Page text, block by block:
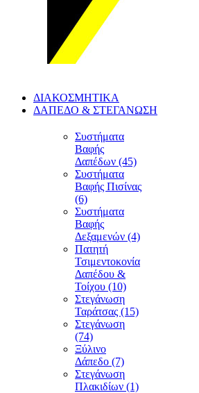
ΔΙΑΚΟΣΜΗΤΙΚΑ
ΔΑΠΕΔΟ & ΣΤΕΓΑΝΩΣΗ
Συστήματα
Βαφής
Δαπέδων (45)
Συστήματα
Βαφής Πισίνας
(6)
Συστήματα
Βαφής
Δεξαμενών (4)
Πατητή
Τσιμεντοκονία
Δαπέδου &
Τοίχου (10)
Στεγάνωση
Ταράτσας (15)
Στεγάνωση
(74)
Ξύλινο
Δάπεδο (7)
Στεγάνωση
Πλακιδίων (1)